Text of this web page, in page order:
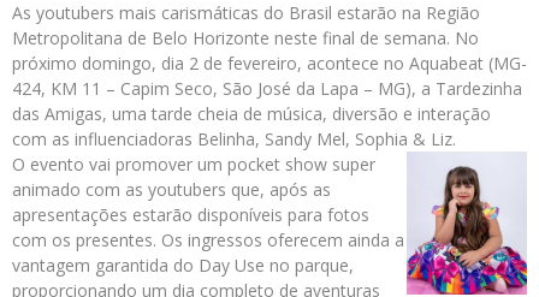
As youtubers mais carismáticas do Brasil estarão na Região
Metropolitana de Belo Horizonte neste final de semana. No
próximo domingo, dia 2 de fevereiro, acontece no Aquabeat (MG-
424, KM 11 – Capim Seco, São José da Lapa – MG), a Tardezinha
das Amigas, uma tarde cheia de música, diversão e interação
com as influenciadoras Belinha, Sandy Mel, Sophia & Liz.
O evento vai promover um pocket show super
animado com as youtubers que, após as
apresentações estarão disponíveis para fotos
com os presentes. Os ingressos oferecem ainda a
vantagem garantida do Day Use no parque,
proporcionando um dia completo de aventuras